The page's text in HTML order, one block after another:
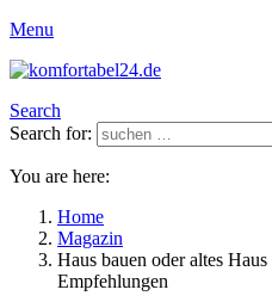
Menu
Search
Search for:
You are here:
Home
Magazin
Haus bauen oder altes
Empfehlungen